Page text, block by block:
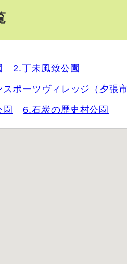
2.丁未風致公園
ポーツヴィレッジ（夕張
6.石炭の歴史村公園